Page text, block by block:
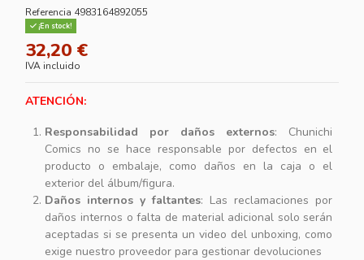
Referencia 4983164892055
¡En stock!
32,20 €
IVA incluido
ATENCIÓN:
Responsabilidad por daños externos: Chunichi
Comics no se hace responsable por defectos en el
producto o embalaje, como daños en la caja o el
exterior del álbum/figura.
Daños internos y faltantes: Las reclamaciones por
daños internos o falta de material adicional solo serán
aceptadas si se presenta un video del unboxing, como
exige nuestro proveedor para gestionar devoluciones